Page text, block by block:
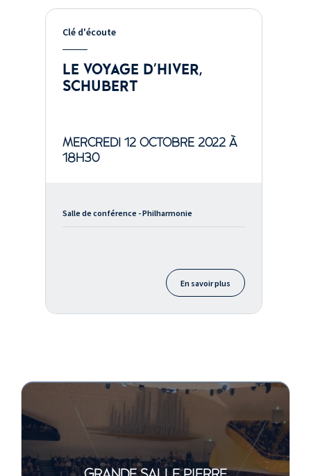
Clé d'écoute
LE VOYAGE D'HIVER,
SCHUBERT
MERCREDI 12 OCTOBRE 2022 À
18H30
Salle de conférence - Philharmonie
En savoir plus